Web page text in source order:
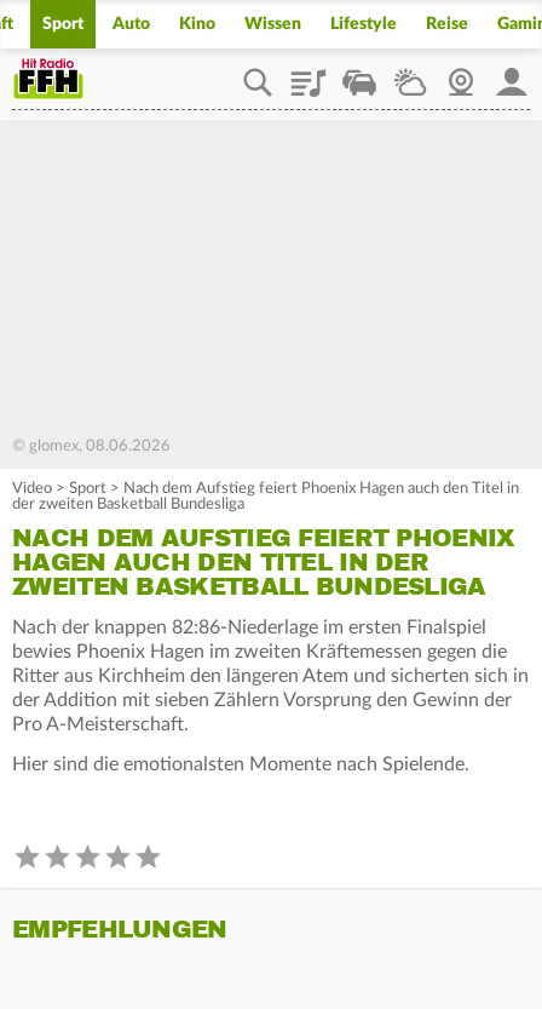
Sport Auto Kino Wissen Lifestyle Reise
PlaylistStaupilotWetterWebcam
© glomex, 08.06.2026
Video > Sport > Nach dem Aufstieg feiert Phoenix Hagen auch den Titel in
der zweiten Basketball Bundesliga
NACH DEM AUFSTIEG FEIERT PHOENIX
HAGEN AUCH DEN TITEL IN DER
ZWEITEN BASKETBALL BUNDESLIGA
Nach der knappen 82:86-Niederlage im ersten Finalspiel
bewies Phoenix Hagen im zweiten Kräftemessen gegen die
Ritter aus Kirchheim den längeren Atem und sicherten sich in
der Addition mit sieben Zählern Vorsprung den Gewinn der
Pro A-Meisterschaft.
Hier sind die emotionalsten Momente nach Spielende.
EMPFEHLUNGEN